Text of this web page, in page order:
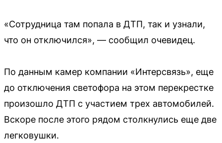
«Сотрудница там попала в ДТП, так и узнали,
что он отключился», — сообщил очевидец.
По данным камер компании «Интерсвязь», еще
до отключения светофора на этом перекрестке
произошло ДТП с участием трех автомобилей.
Вскоре после этого рядом столкнулись еще две
легковушки.